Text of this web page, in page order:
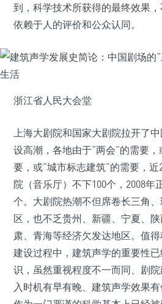
到，科学技术所获得的最终效果
依赖于人的评价和公众认同。
浙江省人民大会堂
上海大剧院和国家大剧院拉开了
设高潮，各地由于“两会”的需要
要，或“城市标志建筑”的需要，
院（音乐厅）不下100个，2008年
个。大剧院热潮不但席卷长三角
区，也不乏贵州、新疆、宁夏、
肃、青海等经济欠发达地区。值
建设过程中，建筑声学的重要性
识，虽然重视程度不一而同、剧
入时机有早有晚、建筑声学效果